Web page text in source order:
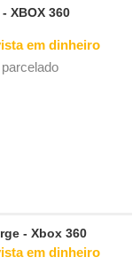
XBOX 360
em dinheiro
- Xbox 360
em dinheiro